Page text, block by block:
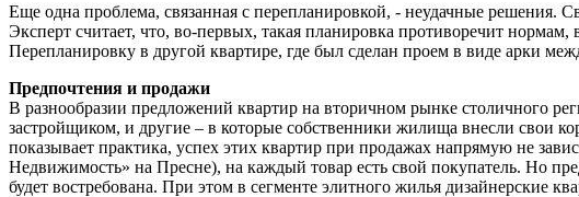
Еще одна проблема, связанная с перепланировкой, - неудачные
Эксперт считает, что, во-первых, такая планировка противоречит нормам,
Перепланировку в другой квартире, где был сделан проем в виде арки
Предпочтения и продажи
В разнообразии предложений квартир на вторичном рынке столичного
застройщиком, и другие – в которые собственники жилища внесли свои
показывает практика, успех этих квартир при продажах напрямую не
Недвижимость» на Пресне), на каждый товар есть свой покупатель. Но
будет востребована. При этом в сегменте элитного жилья дизайнерские